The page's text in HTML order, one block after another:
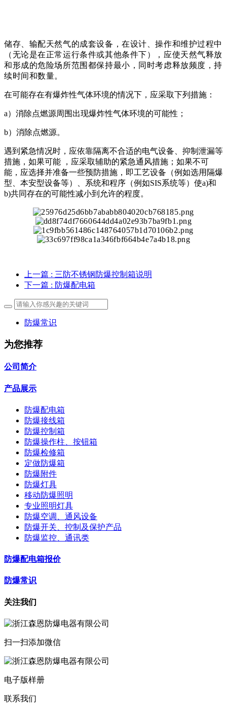
储存、输配天然气的成套设备，在设计、操作和维护过程中
（无论是在正常运行条件或其他条件下），应使天然气释放
和形成的危险场所范围都保持最小，同时考虑释放频度，持
续时间和数量。
在可能存在有爆炸性气体环境的情况下，应采取下列措施：
a）消除点燃源周围出现爆炸性气体环境的可能性；
b）消除点燃源。
遇到紧急情况时，应依靠隔离不合适的电气设备、抑制泄漏等
措施，如果可能 ，应采取辅助的紧急通风措施；如果不可
能，应选择并准备一些预防措施，即工艺设备（例如选用隔爆
型、本安型设备等）、系统和程序（例如SIS系统等）使a)和
b)共同存在的可能性减小到允许的程度。
上一篇 : 三防不锈钢防爆控制箱说明
下一篇 : 防爆配电箱
防爆常识
为您推荐
公司简介
产品展示
防爆配电箱
防爆接线箱
防爆控制箱
防爆操作柱、按钮箱
防爆检修箱
定做防爆箱
防爆附件
防爆灯具
移动防爆照明
专业照明灯具
防爆空调、通风设备
防爆开关、控制及保护产品
防爆监控、通讯类
防爆配电箱报价
防爆常识
关注我们
扫一扫添加微信
电子版样册
联系我们